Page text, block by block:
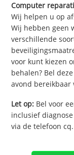
Computer
Wij helpen u op
Wij hebben geen
verschillende
voor kunt kiezen
behalen? Bel
avond
Let op: Bel voor
inclusief
via de telefoon